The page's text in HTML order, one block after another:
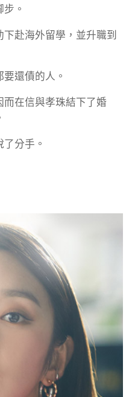
。
赴海外留學，並升職到
還債的人。
而在信與孝珠結下了婚
分手。